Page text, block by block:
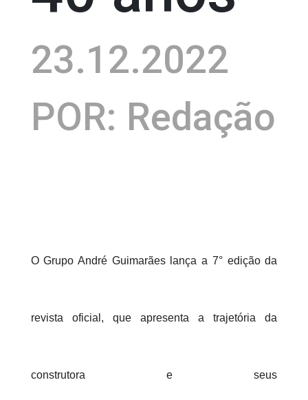
23.12.2022
POR: Redação
O Grupo André Guimarães lança a 7° edição da
revista oficial, que apresenta a trajetória da
construtora e seus